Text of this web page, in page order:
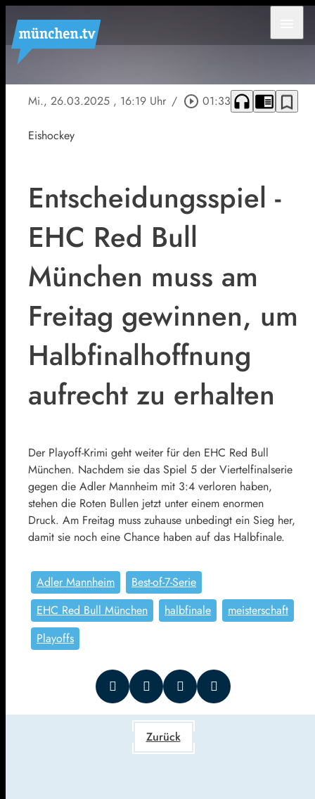
Mi., 26.03.2025 , 16:19 Uhr / play_circle_outline 01:33 headphones chrome_reader_mode bookmark_border
Eishockey
Entscheidungsspiel -
EHC Red Bull
München muss am
Freitag gewinnen, um
Halbfinalhoffnung
aufrecht zu erhalten
Der Playoff-Krimi geht weiter für den EHC Red Bull
München. Nachdem sie das Spiel 5 der Viertelfinalserie
gegen die Adler Mannheim mit 3:4 verloren haben,
stehen die Roten Bullen jetzt unter einem enormen
Druck. Am Freitag muss zuhause unbedingt ein Sieg her,
damit sie noch eine Chance haben auf das Halbfinale.
Adler Mannheim
Best-of-7-Serie
EHC Red Bull München
halbfinale
meisterschaft
Playoffs
Zurück